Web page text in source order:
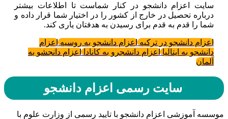
سایت اعزام دانشجو در کنار شماست تا اطلاعات بیشتر
درباره تحصیل در خارج از کشور را در اختیار شما قرار داده و
شما را قدم به قدم برای رسیدن به هدفتان یاری کند.
اعزام دانشجو در ترکیه اعزام دانشجو به روسیه اعزام
دانشجو به ایتالیا اعزام دانشجرو به کانادا اعزام دانجشو به
آلمان
سایت رسمی اعزام دانشجو
موسسه آموزشی اعزام دانشجو با تایید رسمی از وزارت علوم با